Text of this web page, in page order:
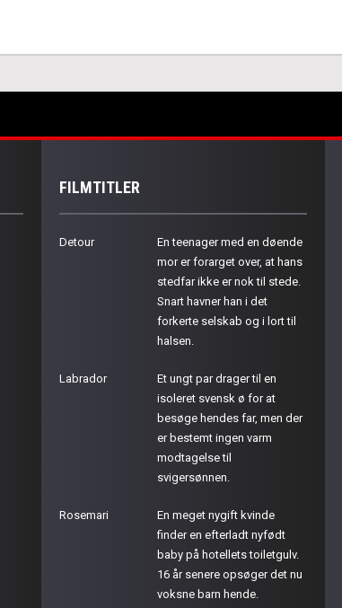
FILMTITLER
Detour
En teenager med en døende
mor er forarget over, at hans
stedfar ikke er nok til stede.
Snart havner han i det
forkerte selskab og i lort til
halsen.
Labrador
Et ungt par drager til en
isoleret svensk ø for at
besøge hendes far, men der
er bestemt ingen varm
modtagelse til
svigersønnen.
Rosemari
En meget nygift kvinde
finder en efterladt nyfødt
baby på hotellets toiletgulv.
16 år senere opsøger det nu
voksne barn hende.